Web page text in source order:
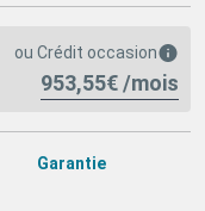
ou Crédit occasion
953,55€ /mois
Garantie